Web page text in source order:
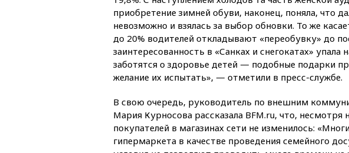
приобретение зимней обуви, наконец, поняла, что
невозможно и взялась за выбор обновки. То же
до 20% водителей откладывают «переобувку» до
заинтересованность в «Санках и снегокатах» упала
заботятся о здоровье детей — подобные подарки
желание их испытать», — отметили в пресс-службе.
В свою очередь, руководитель по внешним
Мария Курносова рассказала BFM.ru, что, несмотря
покупателей в магазинах сети не изменилось:
гипермаркета в качестве проведения семейного